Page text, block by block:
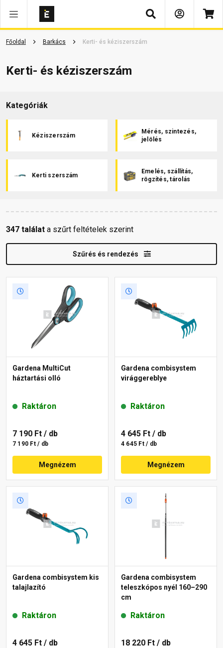
Keresés
Főoldal Barkács Kerti- és kéziszerszám
Kerti- és kéziszerszám
Kategóriák
Kéziszerszám
Mérés, szintezés,
jelölés
Kerti szerszám
Emelés, szállítás,
rögzítés, tárolás
347 találat a szűrt feltételek szerint
Szűrés és rendezés
Gardena MultiCut
háztartási olló
Raktáron
7 190 Ft / db
7 190 Ft / db
Megnézem
Gardena combisystem
virággereblye
Raktáron
4 645 Ft / db
4 645 Ft / db
Megnézem
Gardena combisystem kis
talajlazító
Raktáron
4 645 Ft / db
Gardena combisystem
teleszkópos nyél 160–290
cm
Raktáron
18 220 Ft / db